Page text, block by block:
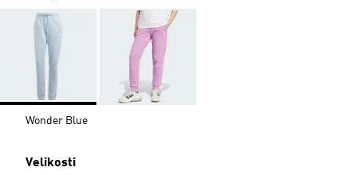
Wonder Blue
Velikosti